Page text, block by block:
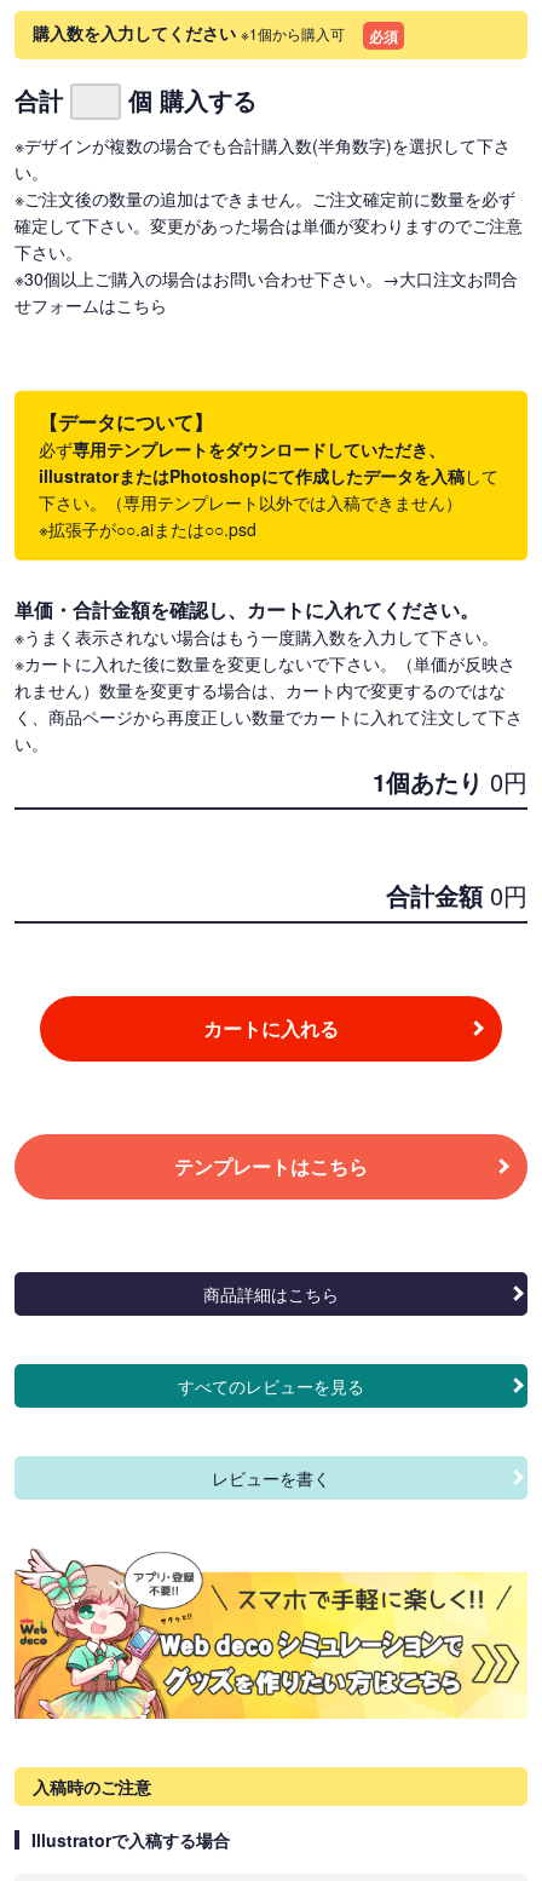
購入数を入力してください ※1個から購入可 必須
合計 個 購入する
※デザインが複数の場合でも合計購入数(半角数字)を選択して下さ
い。
※ご注文後の数量の追加はできません。ご注文確定前に数量を必ず
確定して下さい。変更があった場合は単価が変わりますのでご注意
下さい。
※30個以上ご購入の場合はお問い合わせ下さい。 →大口注文お問合
せフォームはこちら
【データについて】
必ず専用テンプレートをダウンロードしていただき、
illustratorまたはPhotoshopにて作成したデータを入稿して
下さい。（専用テンプレート以外では入稿できません）
※拡張子が○○.aiまたは○○.psd
単価・合計金額を確認し、カートに入れてください。
※うまく表示されない場合はもう一度購入数を入力して下さい。
※カートに入れた後に数量を変更しないで下さい。（単価が反映さ
れません）数量を変更する場合は、カート内で変更するのではな
く、商品ページから再度正しい数量でカートに入れて注文して下さ
い。
1個あたり 0円
合計金額 0円
カートに入れる
テンプレートはこちら
商品詳細はこちら
すべてのレビューを見る
レビューを書く
入稿時のご注意
Illustratorで入稿する場合